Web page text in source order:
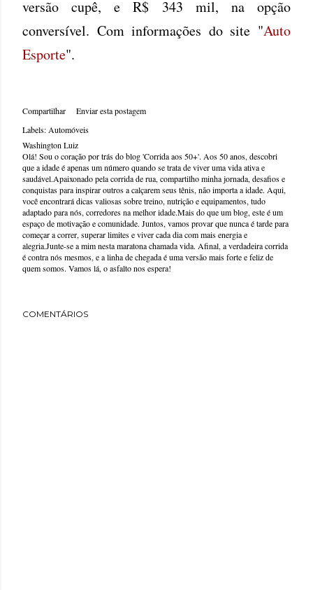
versão cupê, e R$ 343 mil, na opção
conversível. Com informações do site "Auto
Esporte".
Compartilhar
Enviar esta postagem
Labels: Automóveis
Washington Luiz
Olá! Sou o coração por trás do blog 'Corrida aos 50+'. Aos 50 anos, descobri
que a idade é apenas um número quando se trata de viver uma vida ativa e
saudável.Apaixonado pela corrida de rua, compartilho minha jornada, desafios e
conquistas para inspirar outros a calçarem seus tênis, não importa a idade. Aqui,
você encontrará dicas valiosas sobre treino, nutrição e equipamentos, tudo
adaptado para nós, corredores na melhor idade.Mais do que um blog, este é um
espaço de motivação e comunidade. Juntos, vamos provar que nunca é tarde para
começar a correr, superar limites e viver cada dia com mais energia e
alegria.Junte-se a mim nesta maratona chamada vida. Afinal, a verdadeira corrida
é contra nós mesmos, e a linha de chegada é uma versão mais forte e feliz de
quem somos. Vamos lá, o asfalto nos espera!
COMENTÁRIOS